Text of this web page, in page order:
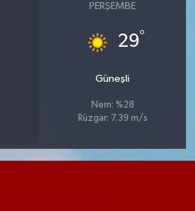
PERŞEMBE
29°
Güneşli
Nem: %28
Rüzgar: 7.39 m/s